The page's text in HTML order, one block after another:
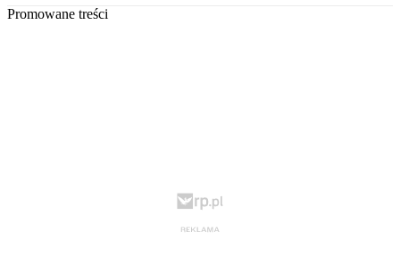
Promowane treści